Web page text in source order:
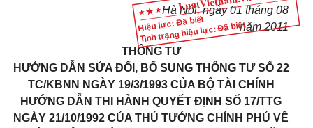
Hiệu lực: Đã biết
Tình trạng hiệu lực: Đã biết
Hà Nội, ngày 01 tháng 08
năm 2011
THÔNG TƯ
HƯỚNG DẪN SỬA ĐỔI, BỔ SUNG THÔNG TƯ SỐ 22
TC/KBNN NGÀY 19/3/1993 CỦA BỘ TÀI CHÍNH
HƯỚNG DẪN THI HÀNH QUYẾT ĐỊNH SỐ 17/TTG
NGÀY 21/10/1992 CỦA THỦ TƯỚNG CHÍNH PHỦ VỀ